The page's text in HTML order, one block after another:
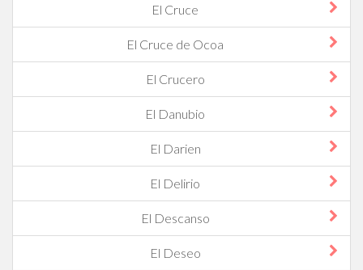
El Cruce
El Cruce de Ocoa
El Crucero
El Danubio
El Darien
El Delirio
El Descanso
El Deseo